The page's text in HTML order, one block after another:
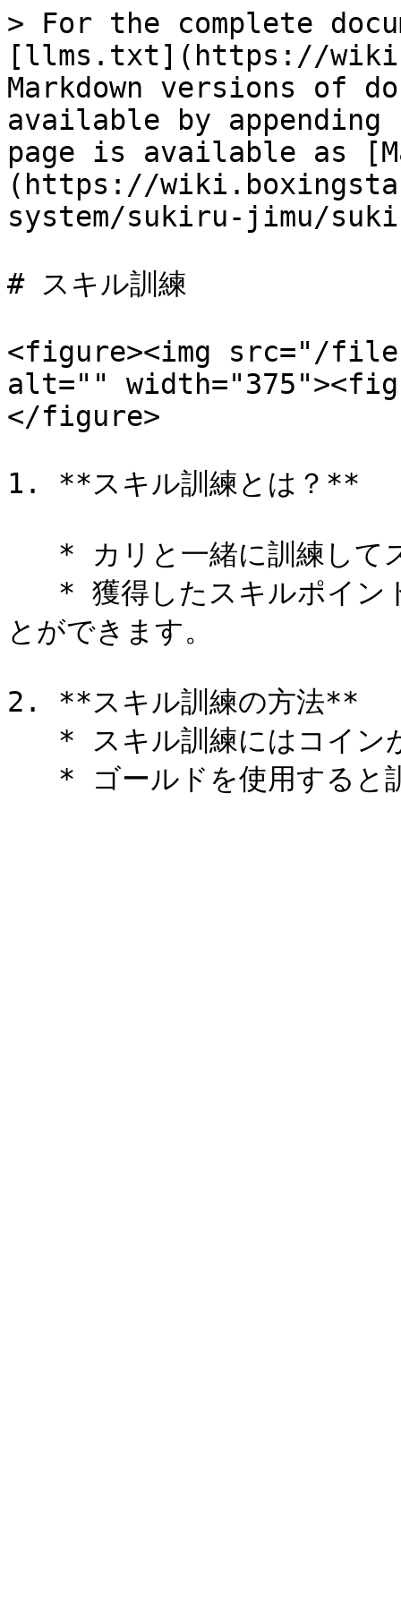
> For the complete
[llms.txt](https://
Markdown versions of
available by
page is available as
(https://
system/sukiru-jimu/
# スキル訓練
<figure><img src="/
alt=""
</figure>
1. **スキル訓練とは？**
とができます。
2. **スキル訓練の方法**